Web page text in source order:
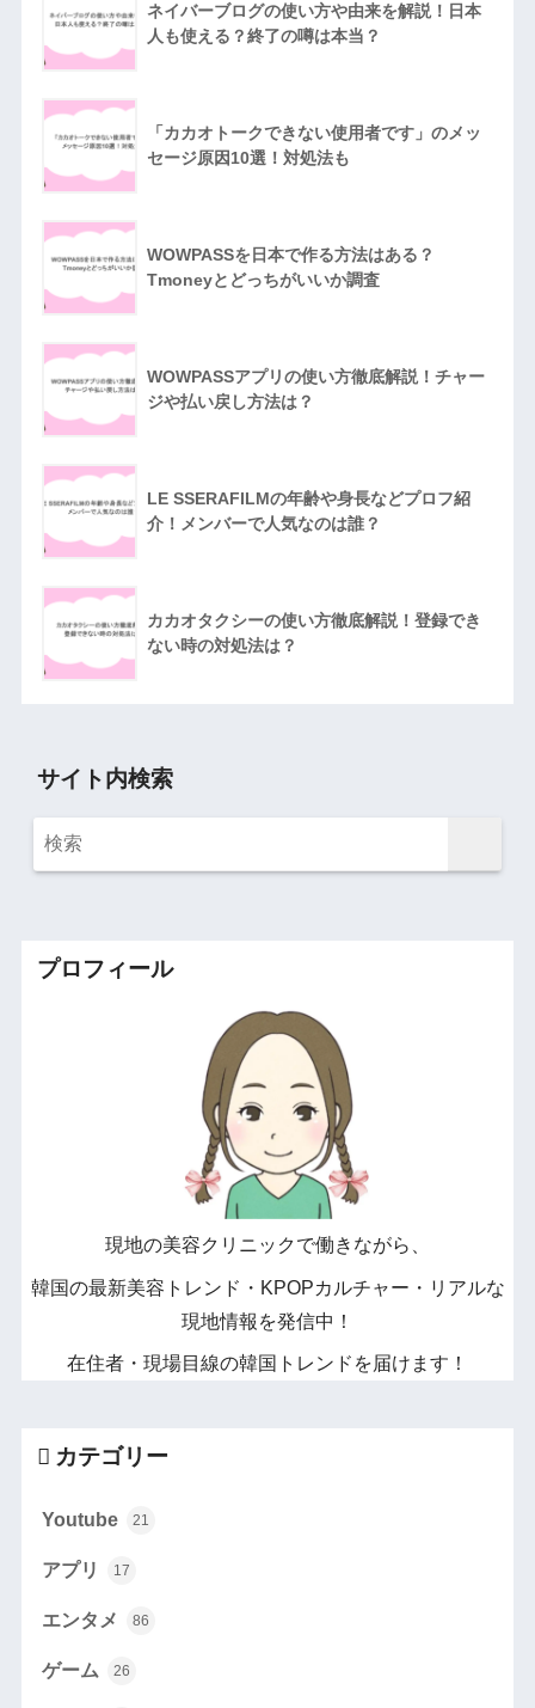
ネイバーブログの使い方や由来を解説！日本
人も使える？終了の噂は本当？
「カカオトークできない使用者です」のメッ
セージ原因10選！対処法も
WOWPASSを日本で作る方法はある？
Tmoneyとどっちがいいか調査
WOWPASSアプリの使い方徹底解説！チャー
ジや払い戻し方法は？
LE SSERAFILMの年齢や身長などプロフ紹
介！メンバーで人気なのは誰？
カカオタクシーの使い方徹底解説！登録でき
ない時の対処法は？
サイト内検索
プロフィール
現地の美容クリニックで働きながら、
韓国の最新美容トレンド・KPOPカルチャー・リアルな
現地情報を発信中！
在住者・現場目線の韓国トレンドを届けます！
カテゴリー
Youtube 21
アプリ 17
エンタメ 86
ゲーム 26